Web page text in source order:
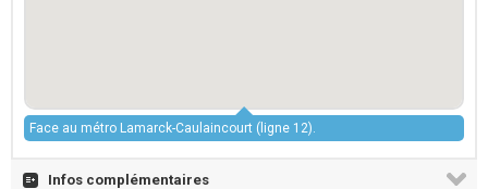
Face au métro Lamarck-Caulaincourt (ligne 12).
Infos complémentaires